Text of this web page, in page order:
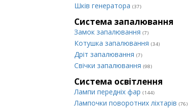
Шків генератора (37)
Система запалювання
Замок запалювання (7)
Котушка запалювання (34)
Дріт запалювання (7)
Свічки запалювання (98)
Система освітлення
Лампи передніх фар (144)
Лампочки поворотних ліхтарів (76)